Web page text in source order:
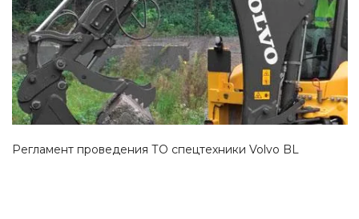
Смотреть проект
Регламент проведения ТО спецтехники Volvo BL